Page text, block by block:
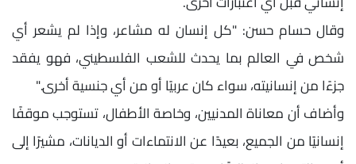
وقال حسام حسن: "كل إنسان له مشاعر، وإذا لم يشعر أي
شخص في العالم بما يحدث للشعب الفلسطيني، فهو يفقد
جزءًا من إنسانيته، سواء كان عربيًا أو من أي جنسية أخرى."
وأضاف أن معاناة المدنيين، وخاصة الأطفال، تستوجب موقفًا
إنسانيًا من الجميع، بعيدًا عن الانتماءات أو الديانات، مشيرًا إلى